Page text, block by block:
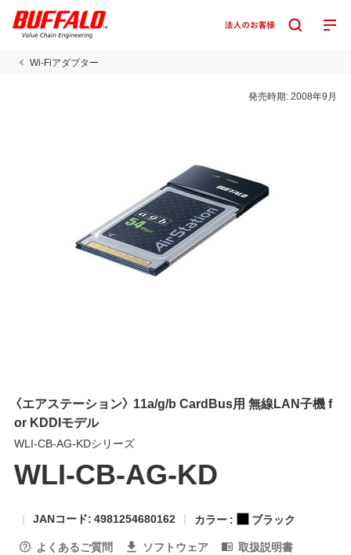
Wi-Fiアダプター
発売時期:2008年9月
〈エアステーション〉 11a/g/b CardBus用 無線LAN子機 f
or KDDIモデル
WLI-CB-AG-KDシリーズ
WLI-CB-AG-KD
JANコード: 4981254680162 カラー :
ブラック
よくあるご質問
ソフトウェア
取扱説明書